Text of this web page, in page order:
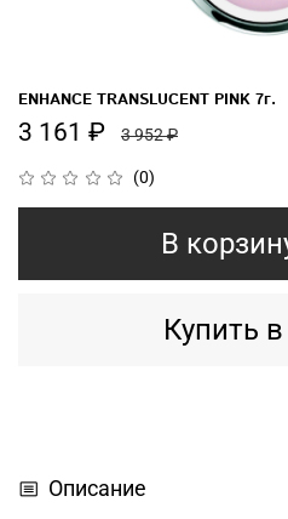
(0)
ENHANCE TRANSLUCENT PINK 7г.
3 161 ₽ 3 952 ₽
В
Купить
Описание